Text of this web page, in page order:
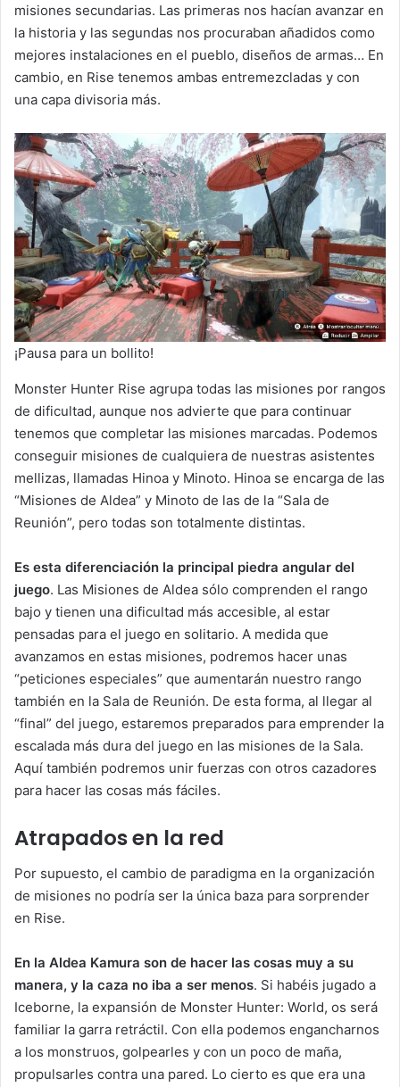
misiones secundarias. Las primeras nos hacían avanzar en
la historia y las segundas nos procuraban añadidos como
mejores instalaciones en el pueblo, diseños de armas… En
cambio, en Rise tenemos ambas entremezcladas y con
una capa divisoria más.
¡Pausa para un bollito!
Monster Hunter Rise agrupa todas las misiones por rangos
de dificultad, aunque nos advierte que para continuar
tenemos que completar las misiones marcadas. Podemos
conseguir misiones de cualquiera de nuestras asistentes
mellizas, llamadas Hinoa y Minoto. Hinoa se encarga de las
“Misiones de Aldea” y Minoto de las de la “Sala de
Reunión”, pero todas son totalmente distintas.
Es esta diferenciación la principal piedra angular del
juego. Las Misiones de Aldea sólo comprenden el rango
bajo y tienen una dificultad más accesible, al estar
pensadas para el juego en solitario. A medida que
avanzamos en estas misiones, podremos hacer unas
“peticiones especiales” que aumentarán nuestro rango
también en la Sala de Reunión. De esta forma, al llegar al
“final” del juego, estaremos preparados para emprender la
escalada más dura del juego en las misiones de la Sala.
Aquí también podremos unir fuerzas con otros cazadores
para hacer las cosas más fáciles.
Atrapados en la red
Por supuesto, el cambio de paradigma en la organización
de misiones no podría ser la única baza para sorprender
en Rise.
En la Aldea Kamura son de hacer las cosas muy a su
manera, y la caza no iba a ser menos. Si habéis jugado a
Iceborne, la expansión de Monster Hunter: World, os será
familiar la garra retráctil. Con ella podemos engancharnos
a los monstruos, golpearles y con un poco de maña,
propulsarles contra una pared. Lo cierto es que era una